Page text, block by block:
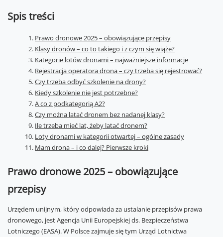
Spis treści
Prawo dronowe 2025 – obowiązujące przepisy
Klasy dronów – co to takiego i z czym się wiąże?
Kategorie lotów dronami – najważniejsze informacje
Rejestracja operatora drona – czy trzeba się rejestrować?
Czy trzeba odbyć szkolenie na drony?
Kiedy szkolenie nie jest potrzebne?
A co z podkategorią A2?
Czy można latać dronem bez nadanej klasy?
Ile trzeba mieć lat, żeby latać dronem?
Loty dronami w kategorii otwartej – ogólne zasady
Mam drona – i co dalej? Pierwsze kroki
Prawo dronowe 2025 – obowiązujące
przepisy
Urzędem unijnym, który odpowiada za ustalanie przepisów prawa
dronowego, jest Agencja Unii Europejskiej ds. Bezpieczeństwa
Lotniczego (EASA). W Polsce zajmuje się tym Urząd Lotnictwa